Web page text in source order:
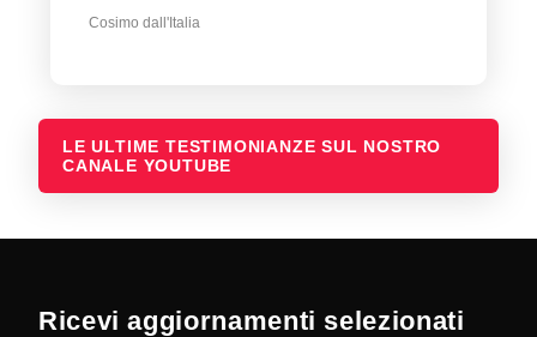
Cosimo dall'Italia
LE ULTIME TESTIMONIANZE SUL NOSTRO
CANALE YOUTUBE
Ricevi aggiornamenti selezionati